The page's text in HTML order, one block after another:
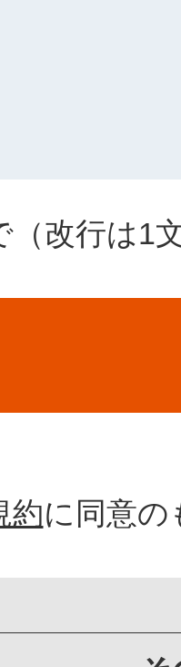
（改行は1
約に同意の